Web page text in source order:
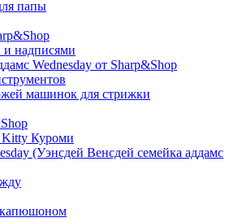
папы
надписями
Wednesday от Sharp&Shop
машинок для стрижки
Куроми
(Уэнсдей Венсдей семейка аддамс
капюшоном